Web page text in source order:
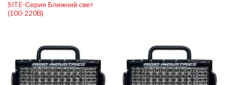
SITE-Серия Ближний свет
(100-220В)